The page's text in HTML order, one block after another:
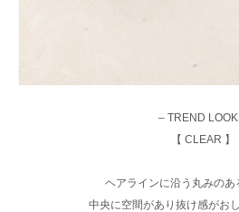
– TREND
【 CLEAR 】
ヘアラインに沿う丸みのあ
中央に空間があり抜け感がお